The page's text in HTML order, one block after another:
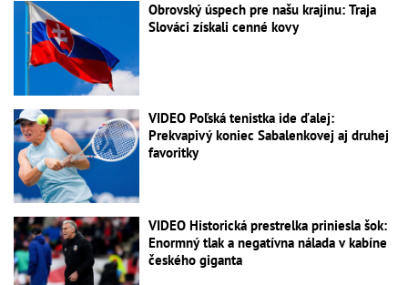
Obrovský úspech pre našu krajinu: Traja
Slováci získali cenné kovy
VIDEO Poľská tenistka ide ďalej:
Prekvapivý koniec Sabalenkovej aj druhej
favoritky
VIDEO Historická prestrelka priniesla šok:
Enormný tlak a negatívna nálada v kabíne
českého giganta